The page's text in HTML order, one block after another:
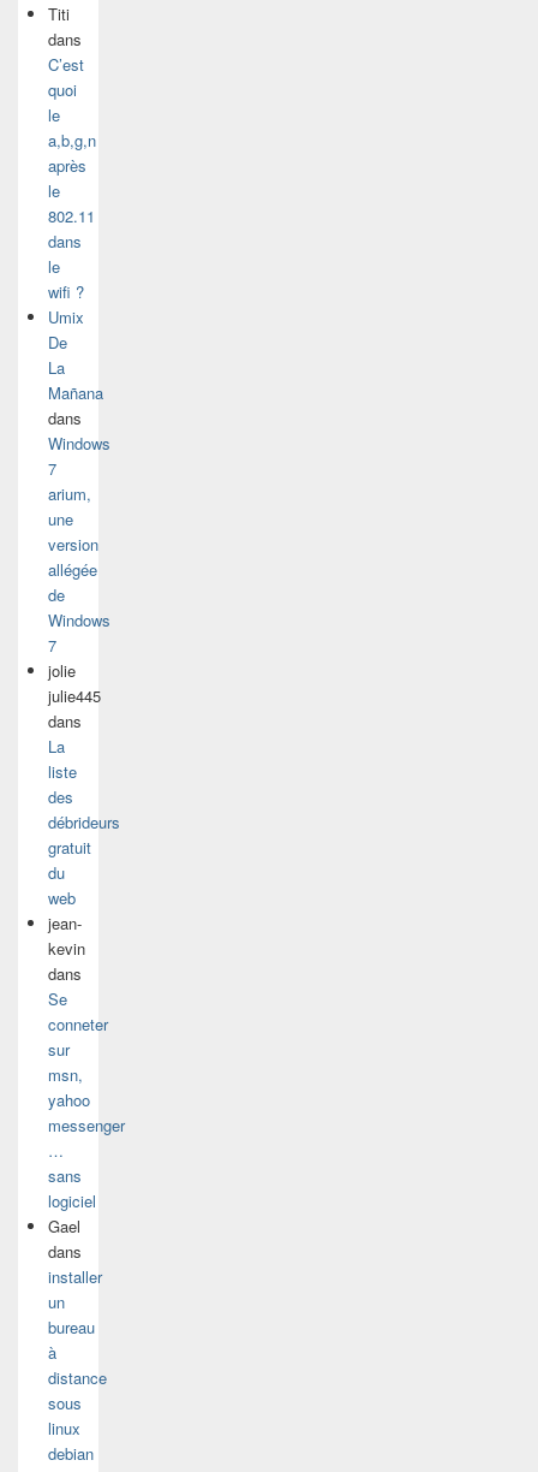
Titi
dans
C’est
quoi
le
a,b,g,n
après
le
802.11
dans
le
wifi ?
Umix
De
La
Mañana
dans
Windows
7
arium,
une
version
allégée
de
Windows
7
jolie
julie445
dans
La
liste
des
débrideurs
gratuit
du
web
jean-
kevin
dans
Se
conneter
sur
msn,
yahoo
messenger
…
sans
logiciel
Gael
dans
installer
un
bureau
à
distance
sous
linux
debian